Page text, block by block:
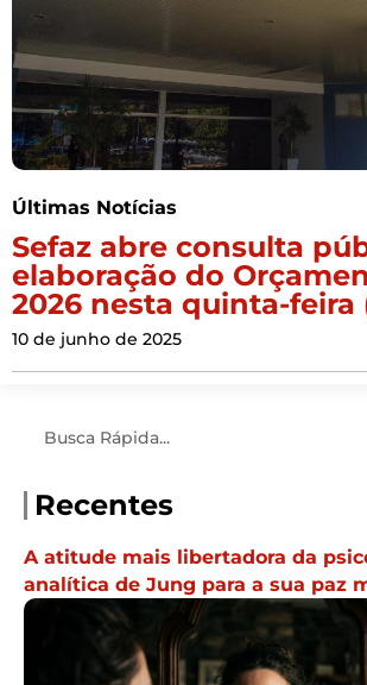
Últimas Notícias
Sefaz abre consulta
elaboração do
2026 nesta quinta-feira
10 de junho de 2025
Recentes
A atitude mais libertadora da
analítica de Jung para a sua paz